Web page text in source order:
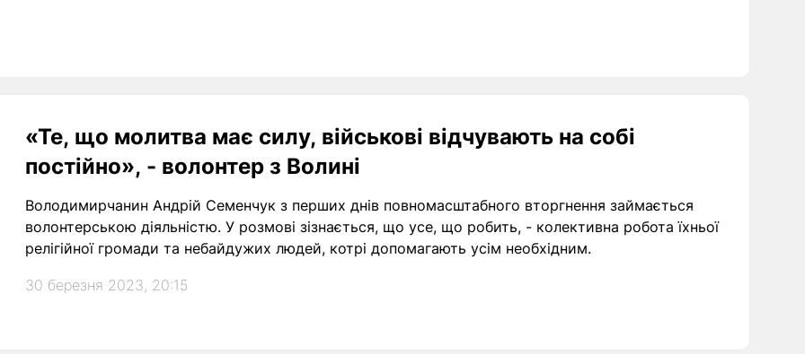
«Те, що молитва має силу, військові відчувають на собі
постійно», - волонтер з Волині
Володимирчанин Андрій Семенчук з перших днів повномасштабного вторгнення займається
волонтерською діяльністю. У розмові зізнається, що усе, що робить, - колективна робота їхньої
релігійної громади та небайдужих людей, котрі допомагають усім необхідним.
30 березня 2023, 20:15